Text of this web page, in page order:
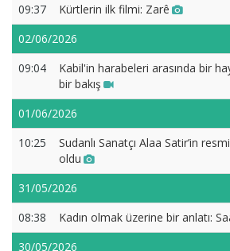
09:37
Kürtlerin ilk filmi: Zarê
02/06/2026
09:04
Kabil'in harabeleri arasında bir
bir bakış
01/06/2026
10:25
Sudanlı Sanatçı Alaa Satir’in
oldu
31/05/2026
08:38
Kadın olmak üzerine bir anlatı:
30/05/2026